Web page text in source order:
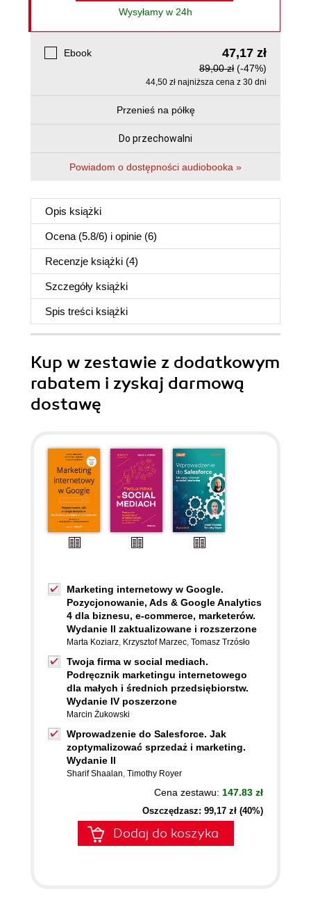
Wysyłamy w 24h
Ebook 47,17 zł
89,00 zł (-47%)
44,50 zł najniższa cena z 30 dni
Przenieś na półkę
Do przechowalni
Powiadom o dostępności audiobooka »
Opis książki
Ocena (5.8/6) i opinie (6)
Recenzje książki (4)
Szczegóły książki
Spis treści książki
Kup w zestawie z dodatkowym
rabatem i zyskaj darmową
dostawę
Marketing internetowy w Google.
Pozycjonowanie, Ads & Google Analytics
4 dla biznesu, e-commerce, marketerów.
Wydanie II zaktualizowane i rozszerzone
Marta Koziarz, Krzysztof Marzec, Tomasz Trzósło
Twoja firma w social mediach.
Podręcznik marketingu internetowego
dla małych i średnich przedsiębiorstw.
Wydanie IV poszerzone
Marcin Żukowski
Wprowadzenie do Salesforce. Jak
zoptymalizować sprzedaż i marketing.
Wydanie II
Sharif Shaalan, Timothy Royer
Cena zestawu: 147.83 zł
Oszczędzasz: 99,17 zł (40%)
Dodaj do koszyka